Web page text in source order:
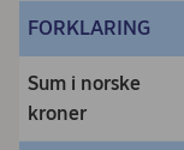
FORKLARING
Sum i norske
kroner